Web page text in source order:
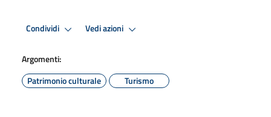
Condividi Vedi azioni
Argomenti:
Patrimonio culturale
Turismo